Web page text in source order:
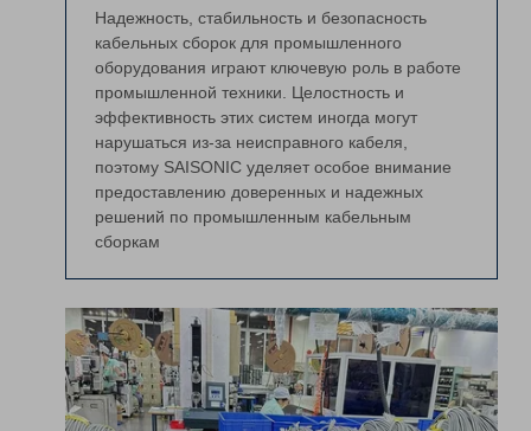
Надежность, стабильность и безопасность
кабельных сборок для промышленного
оборудования играют ключевую роль в работе
промышленной техники. Целостность и
эффективность этих систем иногда могут
нарушаться из-за неисправного кабеля,
поэтому SAISONIC уделяет особое внимание
предоставлению доверенных и надежных
решений по промышленным кабельным
сборкам